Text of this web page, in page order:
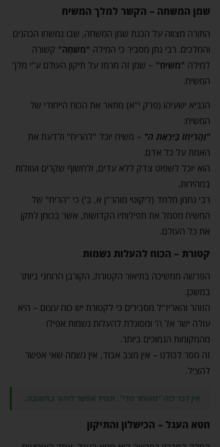
שמן המשחה – הקשר למלך המשיח
התורה מצווה על הכנת שמן המשחה, שבו נמשחו הכהנים
והמלכים. רבי נתן מסביר כי המילה "משחָה" קשורה
למילה "משיח" – שמן זה מרמז על תיקון העולם ע"י מלך
המשיח.
הנביא ישעיהו (פרק י"א) מתאר את הכוח הייחודי של
המשיח:
"וַהֲרִיחוֹ בְּיִרְאַת ה" – משיח יוכל "להריח" ולדעת את
האמת על כל אדם.
הוא יוכל לשפוט צדק ללא עדים, ולחשוף שקרים ועוולות
במהירות.
רבי נחמן מלמד (ליקוטי מוהר"ן א, ב') כי "הריח" של
המשיח מסמל את תפילותיו הקדושות, אשר בכוחן לתקן
את כל העולם.
קטורת – הכוח להעלות נשמות
הפרשה ממשיכה בתיאור הקטורת, הקורבן הרוחני ביותר
במשכן.
הזוהר והאריז"ל מסבירים כי לקטורת יש כוח עצום – היא
עולה ישר אל ה' ומסוגלת להעלות נשמות אפילו
מהמקומות הנמוכים ביותר.
זה מסר לכולנו – אין מצב אבוד, אין נשמה שאי אפשר
להציל.
אין דבר כזה "מאוחר מדי". תמיד אפשר לחזור בתשובה.
חטא העגל – הכישלון והתיקון